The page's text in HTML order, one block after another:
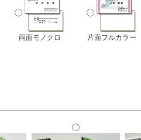
両面モノクロ 片面フルカラー